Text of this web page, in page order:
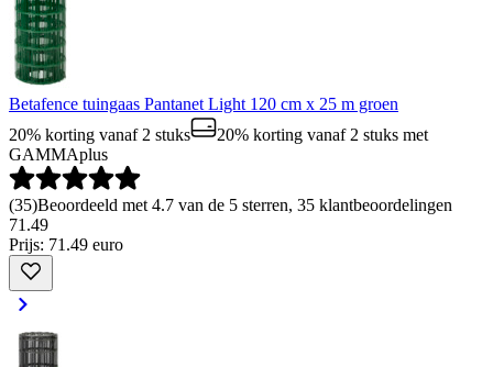
Betafence tuingaas Pantanet Light 120 cm x 25 m groen
20% korting vanaf 2 stuks
20% korting vanaf 2 stuks met
GAMMAplus
(35)Beoordeeld met 4.7 van de 5 sterren, 35 klantbeoordelingen
71 .49
Prijs: 71.49 euro